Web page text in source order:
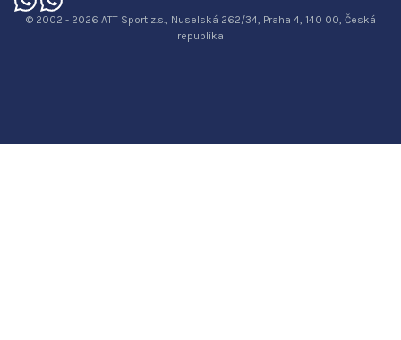
© 2002 - 2026 ATT Sport z.s., Nuselská 262/34, Praha 4, 140 00, Česká
republika